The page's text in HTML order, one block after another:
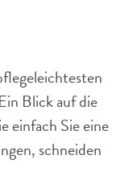
Blick auf die
einfach Sie eine
schneiden